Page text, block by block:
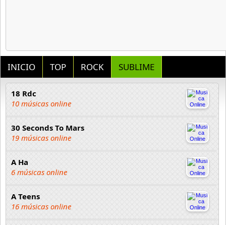
INICIO TOP ROCK SUBLIME
18 Rdc
10 músicas online
30 Seconds To Mars
19 músicas online
A Ha
6 músicas online
A Teens
16 músicas online